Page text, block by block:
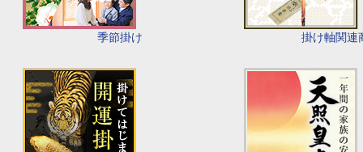
季節掛け 掛け軸関連